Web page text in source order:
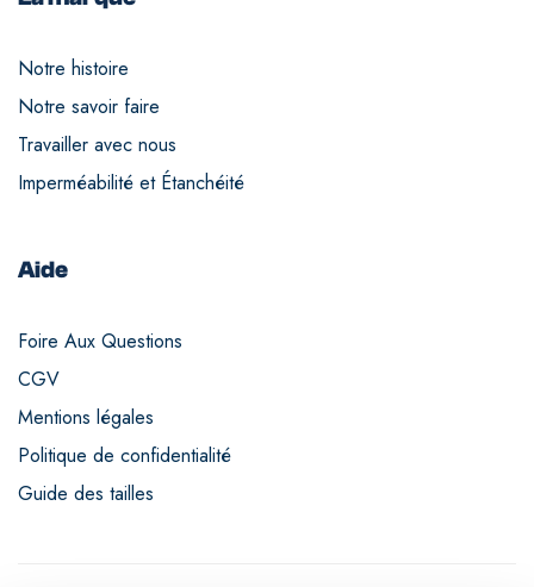
Notre histoire
Notre savoir faire
Travailler avec nous
Imperméabilité et Étanchéité
Aide
Foire Aux Questions
CGV
Mentions légales
Politique de confidentialité
Guide des tailles